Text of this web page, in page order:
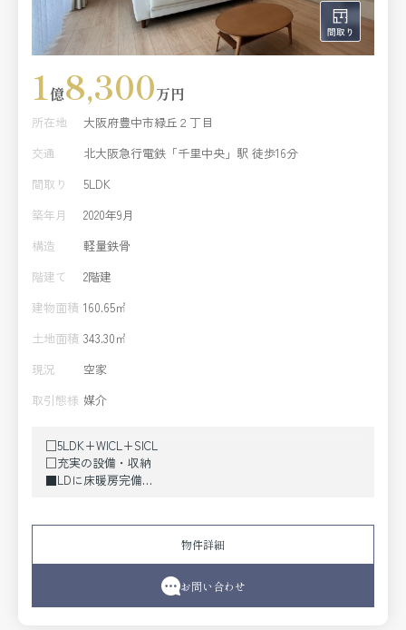
1 億8,300万円
所在地
大阪府豊中市緑丘２丁目
交通
北大阪急行電鉄「千里中央」駅 徒歩16分
間取り
5LDK
築年月
2020年9月
構造
軽量鉄骨
階建て
2階建
建物面積 160.65㎡
土地面積 343.30㎡
現況
空家
取引態様 媒介
□5LDK+WICL+SICL
□充実の設備・収納
■LDに床暖房完備
■トイレ２か所・温水洗浄便座・手洗い
■洗面室に洗面ボウル２か所・洗面ルームヒーター完備
■ランドリールーム＆パントリーにスロップシンク
■１階和室は客間として、床の間・雪見障子
■エコキュート・24時間換気
物件詳細
お問い合わせ